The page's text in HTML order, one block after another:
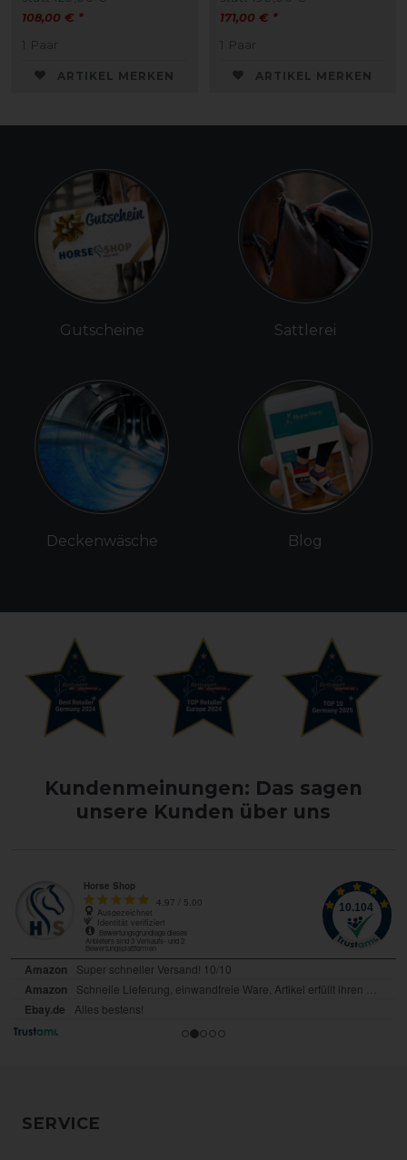
108,00 € *
1 Paar
ARTIKEL MERKEN
171,00 € *
1 Paar
ARTIKEL MERKEN
Gutscheine
Deckenwäsche
Sattlerei
Blog
Kundenmeinungen: Das sagen
unsere Kunden über uns
SERVICE